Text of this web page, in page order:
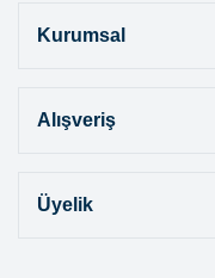
Kurumsal
Alışveriş
Üyelik